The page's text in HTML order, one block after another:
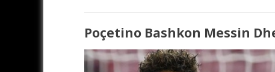
Poçetino Bashkon Messin